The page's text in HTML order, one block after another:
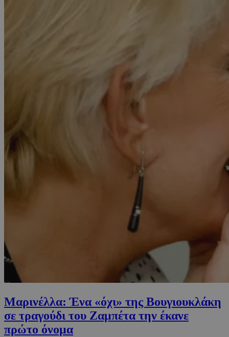
Μαρινέλλα: Ένα «όχι» της Βουγιουκλάκη
σε τραγούδι του Ζαμπέτα την έκανε
πρώτο όνομα